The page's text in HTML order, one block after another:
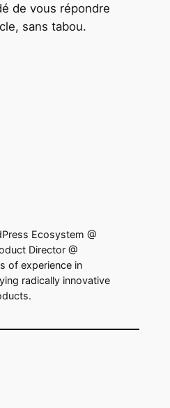
de vous répondre
sans tabou.
Ecosystem @
Director @
of experience in
radically innovative